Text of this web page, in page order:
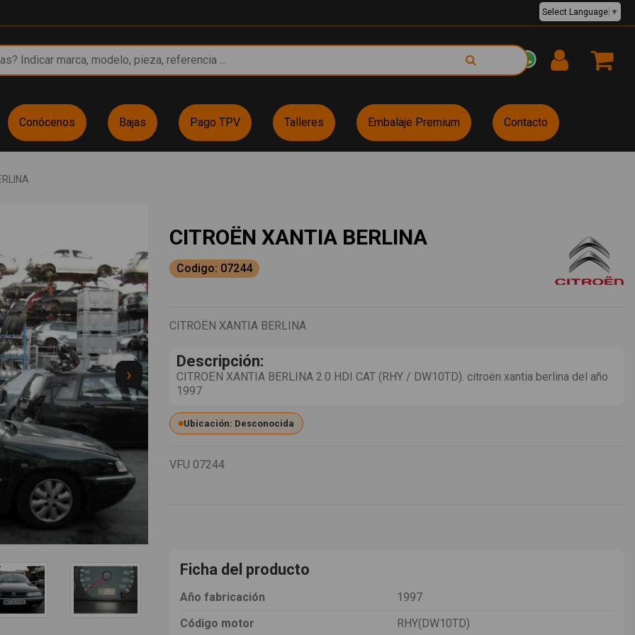
EUR €
Select Language ▼
Conócenos Bajas Pago TPV Talleres Embalaje Premium Contacto
›
CITROËN XANTIA BERLINA
Codigo: 07244
CITROËN XANTIA BERLINA
Descripción:
CITROËN XANTIA BERLINA 2.0 HDI CAT (RHY / DW10TD). citroën xantia berlina del año
1997
Ubicación: Desconocida
VFU 07244
Ficha del producto
Año fabricación
1997
Código motor
RHY(DW10TD)